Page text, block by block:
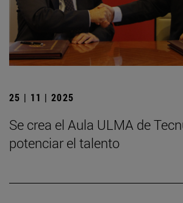
25 | 11 | 2025
Se crea el Aula ULMA de
potenciar el talento